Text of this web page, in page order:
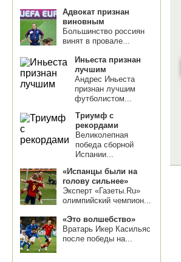
Адвокат признан
виновным
Большинство россиян
винят в провале...
Иньеста признан
лучшим
Андрес Иньеста
признан лучшим
футболистом...
Триумф с
рекордами
Великолепная
победа сборной
Испании...
«Испанцы были на
голову сильнее»
Эксперт «Газеты.Ru»
олимпийский чемпион...
«Это волшебство»
Вратарь Икер Касильяс
после победы на...